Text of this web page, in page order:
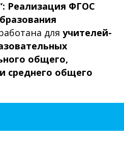
Реализация ФГОС
для учителей-
общего,
среднего общего